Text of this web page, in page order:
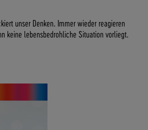
unser Denken. Immer wieder reagieren
keine lebensbedrohliche Situation vorliegt.